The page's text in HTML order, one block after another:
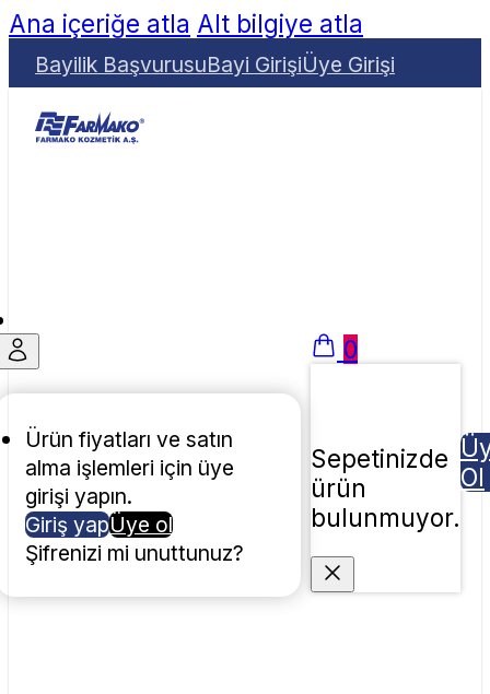
Ana içeriğe atla Alt bilgiye atla
Bayilik BaşvurusuBayi GirişiÜye Girişi
Ürün fiyatları ve satın
alma işlemleri için üye
girişi yapın.
Giriş yapÜye ol
Şifrenizi mi unuttunuz?
0
Sepetinizde
ürün
bulunmuyor.
Ol